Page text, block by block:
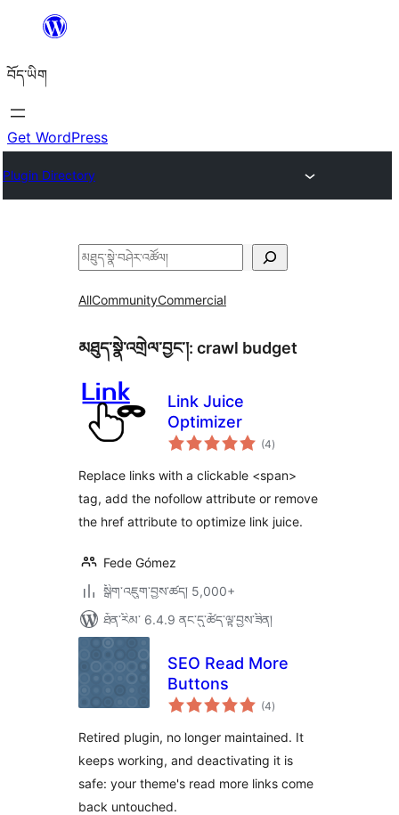
content
བོད་ཡིག
Get WordPress
Plugin Directory
བཤེར་
AllCommunityCommercial
མཐུད་སྣེ་འགྲེལ་བྱང་།: crawl budget
Link Juice
Optimizer
(4གདེང་
འཇོག་
ཚང་།
)
Replace links with a clickable <span>
tag, add the nofollow attribute or remove
the href attribute to optimize link juice.
Fede Gómez
སྒྲིག་འཇུག་བྱས་ཚད། 5,000+
ཐོན་རིམ་ 6.4.9 ནང་དུ་ཚོད་ལྟ་བྱས་ཟིན།
SEO Read More
Buttons
(4གདེང་
འཇོག་
ཚང་།
)
Retired plugin, no longer maintained. It
keeps working, and deactivating it is
safe: your theme's read more links come
back untouched.